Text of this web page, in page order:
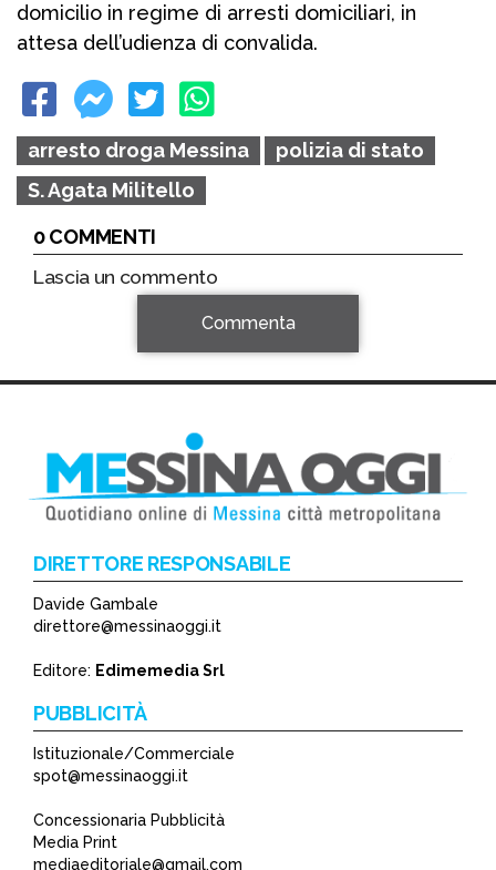
domicilio in regime di arresti domiciliari, in
attesa dell’udienza di convalida.
arresto droga Messina
polizia di stato
S. Agata Militello
0 COMMENTI
Lascia un commento
*
Commenta
DIRETTORE RESPONSABILE
Davide Gambale
direttore@messinaoggi.it
Editore: Edimemedia Srl
PUBBLICITÀ
Istituzionale/Commerciale
spot@messinaoggi.it
Concessionaria Pubblicità
Media Print
mediaeditoriale@gmail.com